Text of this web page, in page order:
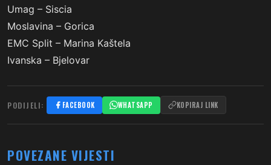
Umag – Siscia
Moslavina – Gorica
EMC Split – Marina Kaštela
Ivanska – Bjelovar
PODIJELI: FACEBOOK WHATSAPP KOPIRAJ LINK
POVEZANE VIJESTI